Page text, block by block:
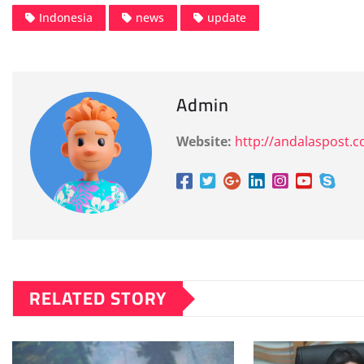
Indonesia news update
Admin
Website: http://
RELATED STORY